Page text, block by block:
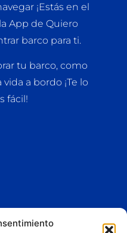
¡Estás en el
App de Quiero
barco para ti.
tu barco, como
a bordo ¡Te lo
fácil!